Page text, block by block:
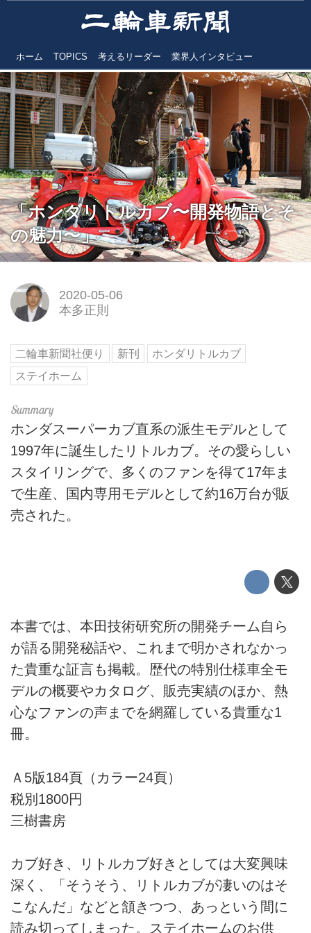
ホーム TOPICS 考えるリーダー 業界人インタビュー
「ホンダリトルカブ〜開発物語とそ
の魅力〜」
2020-05-06
本多正則
二輪車新聞社便り 新刊
ホンダリトルカブ
ステイホーム
ホンダスーパーカブ直系の派生モデルとして
1997年に誕生したリトルカブ。その愛らしい
スタイリングで、多くのファンを得て17年ま
で生産、国内専用モデルとして約16万台が販
売された。
本書では、本田技術研究所の開発チーム自ら
が語る開発秘話や、これまで明かされなかっ
た貴重な証言も掲載。歴代の特別仕様車全モ
デルの概要やカタログ、販売実績のほか、熱
心なファンの声までを網羅している貴重な1
冊。
Ａ5版184頁（カラー24頁）
税別1800円
三樹書房
カブ好き、リトルカブ好きとしては大変興味
深く、「そうそう、リトルカブが凄いのはそ
こなんだ」などと頷きつつ、あっという間に
読み切ってしまった。ステイホームのお供